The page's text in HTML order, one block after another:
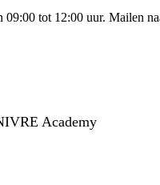
09:00 tot 12:00 uur. Mailen
Academy